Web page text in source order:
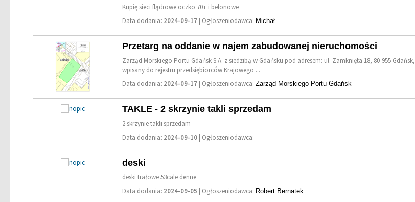
Kupię sieci flądrowe oczko 70+ i belonowe
Data dodania: 2024-09-17 | Ogłoszeniodawca: Michał
Przetarg na oddanie w najem zabudowanej nieruchomości
Zarząd Morskiego Portu Gdańsk S.A. z siedzibą w Gdańsku pod adresem: ul. Zamknięta 18, 80-955 Gdańsk,
wpisany do rejestru przedsiębiorców Krajowego ...
Data dodania: 2024-09-17 | Ogłoszeniodawca:Zarząd Morskiego Portu Gdańsk
TAKLE - 2 skrzynie takli sprzedam
2 skrzynie takli sprzedam
Data dodania: 2024-09-10 | Ogłoszeniodawca:
deski
deski trałowe 53cale denne
Data dodania: 2024-09-05 | Ogłoszeniodawca: Robert Bernatek